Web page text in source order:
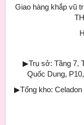
Giao hàng khắp vũ
▶Trụ sở: Tầng 7,
Quốc Dung,
▶Tổng kho: